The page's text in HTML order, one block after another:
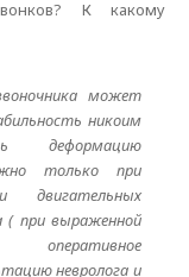
К какому
может
никоим
только при
двигательных
( при выраженной
оперативное
невролога и